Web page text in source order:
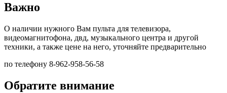
Важно
О наличии нужного Вам пульта для телевизора,
видеомагнитофона, двд, музыкального центра и другой
техники, а также цене на него, уточняйте предварительно
по телефону 8-962-958-56-58
Обратите внимание